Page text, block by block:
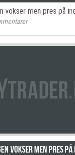
vokser men pres på
vokser men pres